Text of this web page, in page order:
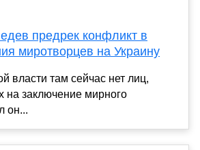
предрек конфликт в
миротворцев на Украину
власти там сейчас нет лиц,
на заключение мирного
он...